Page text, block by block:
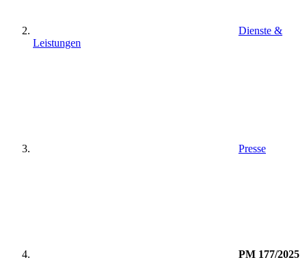
Dienste &
Leistungen
Presse
PM 177/2025